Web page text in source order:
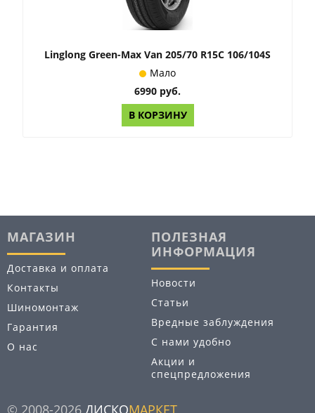
Linglong Green-Max Van 205/70 R15C 106/104S
Мало
6990 руб.
В КОРЗИНУ
МАГАЗИН
Доставка и оплата
Контакты
Шиномонтаж
Гарантия
О нас
ПОЛЕЗНАЯ
ИНФОРМАЦИЯ
Новости
Статьи
Вредные заблуждения
С нами удобно
Акции и
спецпредложения
© 2008-2026 ДИСКОМАРКЕТ